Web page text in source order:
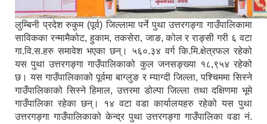
लुम्बिनी प्रदेश रुकुम (पूर्व) जिल्लामा पर्ने पुथा उत्तरगङ्गा गाउँपालिकामा
साविकका रन्मामैकोट, हुकाम, तकसेरा, जाङ, कोल र राङ्सी गरी ६ वटा
गा.वि.स.हरु समावेश भएका छन्। ५६०.३४ वर्ग कि.मि.क्षेत्रफल रहेको
यस पुथा उत्तरगङ्गा गाउँपालिकाको कुल जनसङ्ख्या १८,९५४ रहेको
छ। यस गाउँपालिकाको पूर्वमा बाग्लुङ र म्याग्दी जिल्ला, पश्चिममा सिस्ने
गाउँपालिकाको सिस्ने हिमाल, उत्तरमा डोल्पा जिल्ला तथा दक्षिणमा भूमे
गाउँपालिका रहेका छन्। १४ वटा वडा कार्यालयहरु रहेको यस पुथा
उत्तरगङ्गा गाउँपालिकाको केन्द्र पुथा उत्तरगङ्गा गाउँपालिका वडा नं.